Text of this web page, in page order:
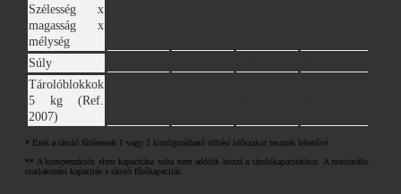
Szélesség x
magasság x
mélység
Súly
Tárolóblokkok
5 kg (Ref.
2007)
* Ezek a tároló fűtőtestek 1 vagy 2 konfigurálható töltési időszakot tesznek lehetővé.
** A kompenzációs elem kapacitása soha nem adódik hozzá a tárolókapacitáshoz. A maximális
csatlakozási kapacitás a tároló fűtőkapacitás.